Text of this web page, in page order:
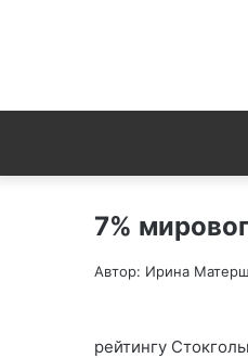
7%
Автор: Ирина
рейтингу